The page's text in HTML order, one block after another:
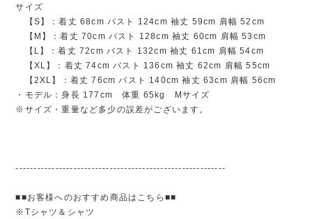
サイズ
【S】：着丈 68cm バスト 124cm 袖丈 59cm 肩幅 52cm
【M】：着丈 70cm バスト 128cm 袖丈 60cm 肩幅 53cm
【L】：着丈 72cm バスト 132cm 袖丈 61cm 肩幅 54cm
【XL】：着丈 74cm バスト 136cm 袖丈 62cm 肩幅 55cm
【2XL】：着丈 76cm バスト 140cm 袖丈 63cm 肩幅 56cm
・モデル：身長 177cm 体重 65kg Mサイズ
※サイズ・重量など多少の誤差がございます。
----------------------------------------------------------
■■お客様へのおすすめ商品はこちら■■
※Tシャツ＆シャツ